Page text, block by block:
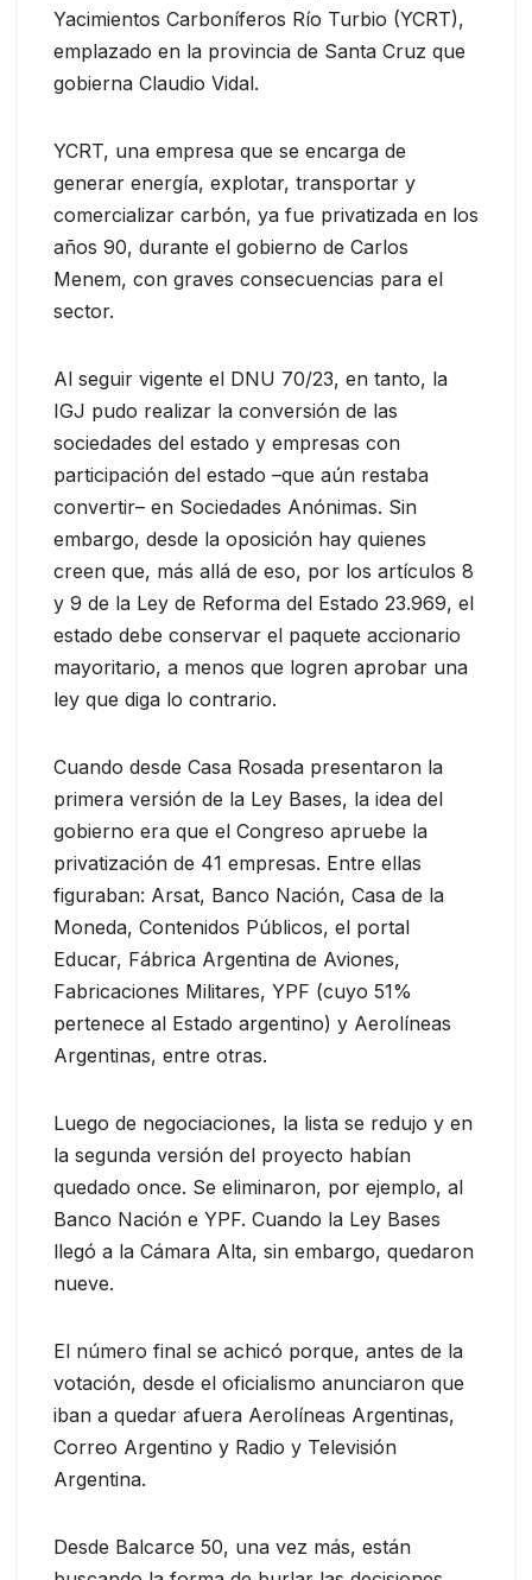
Yacimientos Carboníferos Río Turbio (YCRT),
emplazado en la provincia de Santa Cruz que
gobierna Claudio Vidal.
YCRT, una empresa que se encarga de
generar energía, explotar, transportar y
comercializar carbón, ya fue privatizada en los
años 90, durante el gobierno de Carlos
Menem, con graves consecuencias para el
sector.
Al seguir vigente el DNU 70/23, en tanto, la
IGJ pudo realizar la conversión de las
sociedades del estado y empresas con
participación del estado –que aún restaba
convertir– en Sociedades Anónimas. Sin
embargo, desde la oposición hay quienes
creen que, más allá de eso, por los artículos 8
y 9 de la Ley de Reforma del Estado 23.969, el
estado debe conservar el paquete accionario
mayoritario, a menos que logren aprobar una
ley que diga lo contrario.
Cuando desde Casa Rosada presentaron la
primera versión de la Ley Bases, la idea del
gobierno era que el Congreso apruebe la
privatización de 41 empresas. Entre ellas
figuraban: Arsat, Banco Nación, Casa de la
Moneda, Contenidos Públicos, el portal
Educar, Fábrica Argentina de Aviones,
Fabricaciones Militares, YPF (cuyo 51%
pertenece al Estado argentino) y Aerolíneas
Argentinas, entre otras.
Luego de negociaciones, la lista se redujo y en
la segunda versión del proyecto habían
quedado once. Se eliminaron, por ejemplo, al
Banco Nación e YPF. Cuando la Ley Bases
llegó a la Cámara Alta, sin embargo, quedaron
nueve.
El número final se achicó porque, antes de la
votación, desde el oficialismo anunciaron que
iban a quedar afuera Aerolíneas Argentinas,
Correo Argentino y Radio y Televisión
Argentina.
Desde Balcarce 50, una vez más, están